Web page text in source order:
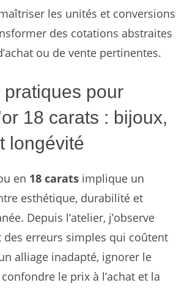
les unités et conversions
des cotations abstraites
ou de vente pertinentes.
pour
18 carats : bijoux,
longévité
en 18 carats implique un
esthétique, durabilité et
Depuis l’atelier, j’observe
des erreurs simples qui coûtent
alliage inadapté, ignorer le
le prix à l’achat et la